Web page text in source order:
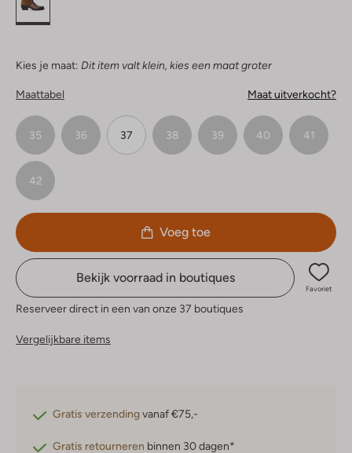
Kies je maat: Dit item valt klein, kies een maat groter
Maattabel Maat uitverkocht?
35 36 37 38 39 40 41
42
Voeg toe
Bekijk voorraad in boutiques
Favoriet
Reserveer direct in een van onze 37 boutiques
Vergelijkbare items
Gratis verzendingvanaf €75,-
Gratis retourneren binnen 30 dagen*